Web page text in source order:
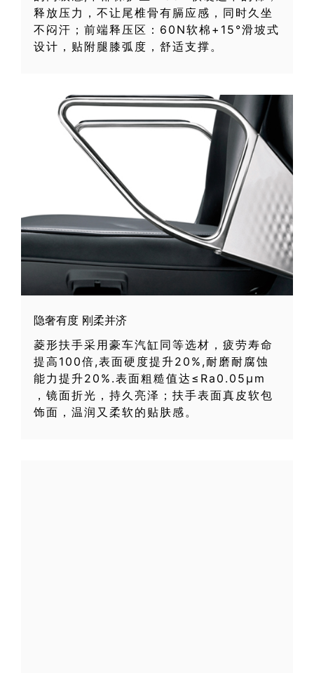
释放压力，不让尾椎骨有膈应感，同时久坐
不闷汗；前端释压区：60N软棉+15°滑坡式
设计，贴附腿膝弧度，舒适支撑。
隐奢有度 刚柔并济
菱形扶手采用豪车汽缸同等选材，疲劳寿命
提高100倍,表面硬度提升20%,耐磨耐腐蚀
能力提升20%.表面粗糙值达≤Ra0.05μm
，镜面折光，持久亮泽；扶手表面真皮软包
饰面，温润又柔软的贴肤感。